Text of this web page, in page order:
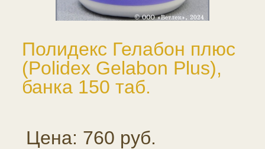
Полидекс Гелабон плюс
(Polidex Gelabon Plus),
банка 150 таб.
Цена: 760 руб.